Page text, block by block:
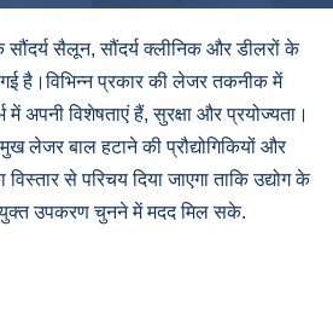
सैलून, सौंदर्य क्लीनिक और डीलरों के
है।विभिन्न प्रकार की लेजर तकनीक में
अपनी विशेषताएं हैं, सुरक्षा और प्रयोज्यता।
लेजर बाल हटाने की प्रौद्योगिकियों और
से परिचय दिया जाएगा ताकि उद्योग के
उपकरण चुनने में मदद मिल सके.